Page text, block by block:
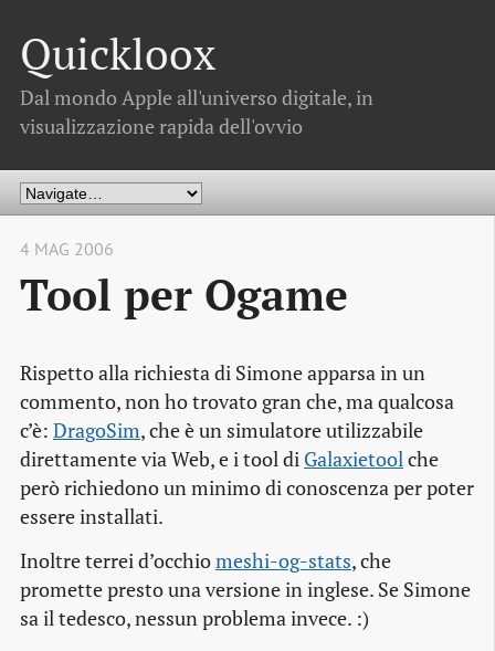
Quickloox
Dal mondo Apple all'universo digitale, in
visualizzazione rapida dell'ovvio
4 MAG 2006
Tool per Ogame
Rispetto alla richiesta di Simone apparsa in un
commento, non ho trovato gran che, ma qualcosa
c’è: DragoSim, che è un simulatore utilizzabile
direttamente via Web, e i tool di Galaxietoolche
però richiedono un minimo di conoscenza per poter
essere installati.
Inoltre terrei d’occhiomeshi-og-stats, che
promette presto una versione in inglese. Se Simone
sa il tedesco, nessun problema invece. :)